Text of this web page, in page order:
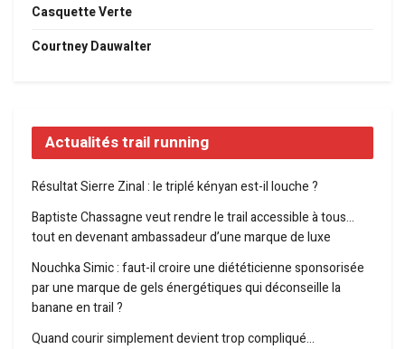
Casquette Verte
Courtney Dauwalter
Actualités trail running
Résultat Sierre Zinal : le triplé kényan est-il louche ?
Baptiste Chassagne veut rendre le trail accessible à tous…
tout en devenant ambassadeur d’une marque de luxe
Nouchka Simic : faut-il croire une diététicienne sponsorisée
par une marque de gels énergétiques qui déconseille la
banane en trail ?
Quand courir simplement devient trop compliqué…